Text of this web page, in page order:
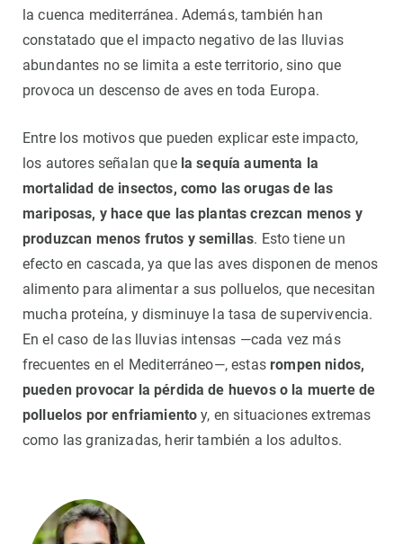
la cuenca mediterránea. Además, también han
constatado que el impacto negativo de las lluvias
abundantes no se limita a este territorio, sino que
provoca un descenso de aves en toda Europa.
Entre los motivos que pueden explicar este impacto,
los autores señalan quela sequía aumenta la
mortalidad de insectos, como las orugas de las
mariposas, y hace que las plantas crezcan menos y
produzcan menos frutos y semillas. Esto tiene un
efecto en cascada, ya que las aves disponen de menos
alimento para alimentar a sus polluelos, que necesitan
mucha proteína, y disminuye la tasa de supervivencia.
En el caso de las lluvias intensas —cada vez más
frecuentes en el Mediterráneo—, estasrompen nidos,
pueden provocar la pérdida de huevos o la muerte de
polluelos por enfriamiento y, en situaciones extremas
como las granizadas, herir también a los adultos.